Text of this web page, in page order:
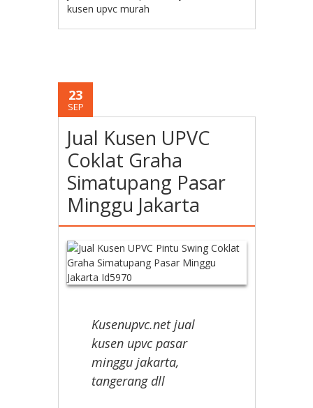
kusen upvc murah
23
SEP
Jual Kusen UPVC
Coklat Graha
Simatupang Pasar
Minggu Jakarta
Kusenupvc.net jual
kusen upvc pasar
minggu jakarta,
tangerang dll